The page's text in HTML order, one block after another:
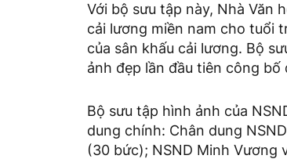
Với bộ sưu tập này, Nhà Văn
cải lương miền nam cho tuổi
của sân khấu cải lương. Bộ
ảnh đẹp lần đầu tiên công bố
Bộ sưu tập hình ảnh của
dung chính: Chân dung
(30 bức); NSND Minh Vương